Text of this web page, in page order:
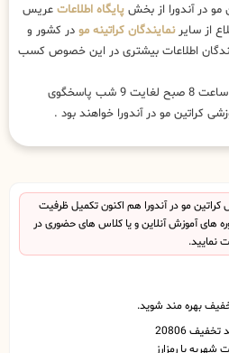
مو در آندورا از بخش پایگاه اطلاعات عریس
از سایرنمایندگان کراتینه مو در کشور و
اطلاعات بیشتری در این خصوص کسب
کارشناسان این مرکز همچنین از ساعت 8 صبح لغایت 9 شب پاسخگوی
کراتین مو در آندورا خواهند بود .
مو در آندورا هم اکنون تکمیل ظرفیت
های آموزش آنلاین و یا کلاس های حضوری در
نمایید.